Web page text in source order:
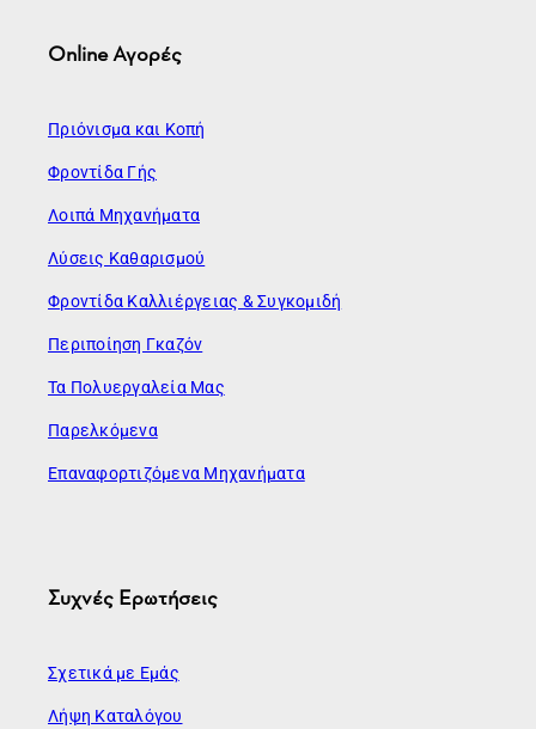
Online Αγορές
Πριόνισμα και Κοπή
Φροντίδα Γής
Λοιπά Μηχανήματα
Λύσεις Καθαρισμού
Φροντίδα Καλλιέργειας & Συγκομιδή
Περιποίηση Γκαζόν
Τα Πολυεργαλεία Μας
Παρελκόμενα
Επαναφορτιζόμενα Μηχανήματα
Συχνές Ερωτήσεις
Σχετικά με Εμάς
Λήψη Καταλόγου